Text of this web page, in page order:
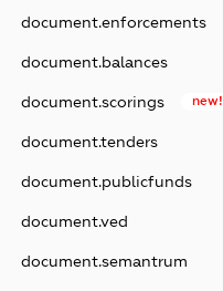
document.enforcements
document.balances
document.scorings new!
document.tenders
document.publicfunds
document.ved
document.semantrum